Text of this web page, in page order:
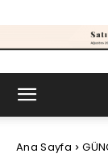
Ana Sayfa